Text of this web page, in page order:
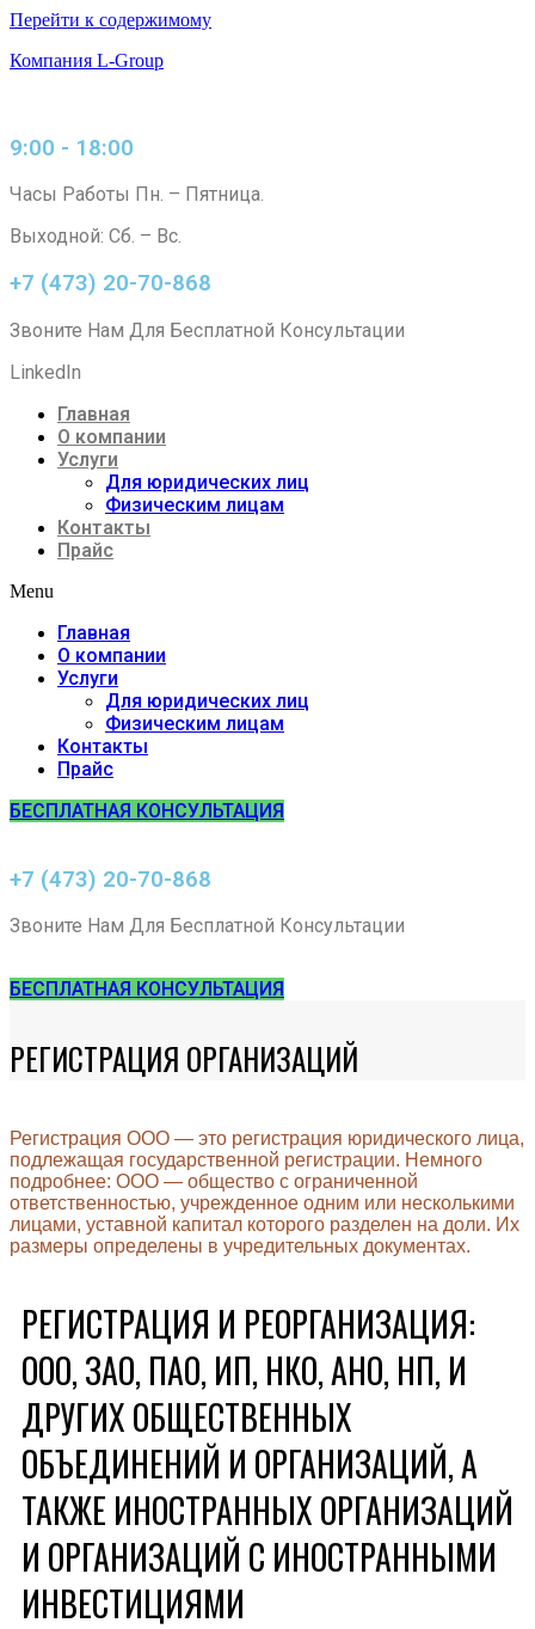
Перейти к содержимому
Компания L-Group
9:00 - 18:00
Часы Работы Пн. – Пятница.
Выходной: Сб. – Вс.
+7 (473) 20-70-868
Звоните Нам Для Бесплатной Консультации
LinkedIn
Главная
О компании
Услуги
Для юридических лиц
Физическим лицам
Контакты
Прайс
Menu
Главная
О компании
Услуги
Для юридических лиц
Физическим лицам
Контакты
Прайс
БЕСПЛАТНАЯ КОНСУЛЬТАЦИЯ
+7 (473) 20-70-868
Звоните Нам Для Бесплатной Консультации
БЕСПЛАТНАЯ КОНСУЛЬТАЦИЯ
РЕГИСТРАЦИЯ ОРГАНИЗАЦИЙ
Регистрация ООО — это регистрация юридического лица,
подлежащая государственной регистрации. Немного
подробнее: ООО — общество с ограниченной
ответственностью, учрежденное одним или несколькими
лицами, уставной капитал которого разделен на доли. Их
размеры определены в учредительных документах.
РЕГИСТРАЦИЯ И РЕОРГАНИЗАЦИЯ:
ООО, ЗАО, ПАО, ИП, НКО, АНО, НП, И
ДРУГИХ ОБЩЕСТВЕННЫХ
ОБЪЕДИНЕНИЙ И ОРГАНИЗАЦИЙ, А
ТАКЖЕ ИНОСТРАННЫХ ОРГАНИЗАЦИЙ
И ОРГАНИЗАЦИЙ С ИНОСТРАННЫМИ
ИНВЕСТИЦИЯМИ